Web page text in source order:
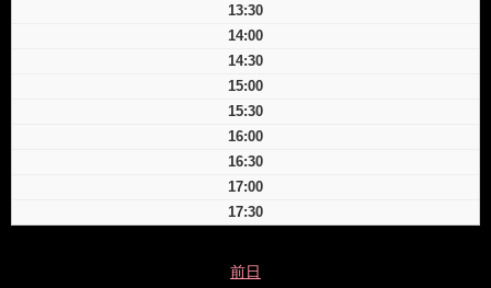
13:30
14:00
14:30
15:00
15:30
16:00
16:30
17:00
17:30
前日